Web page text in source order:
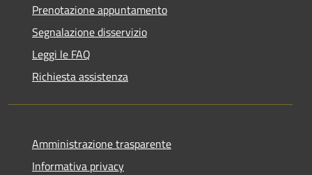
Prenotazione appuntamento
Segnalazione disservizio
Leggi le FAQ
Richiesta assistenza
Amministrazione trasparente
Informativa privacy